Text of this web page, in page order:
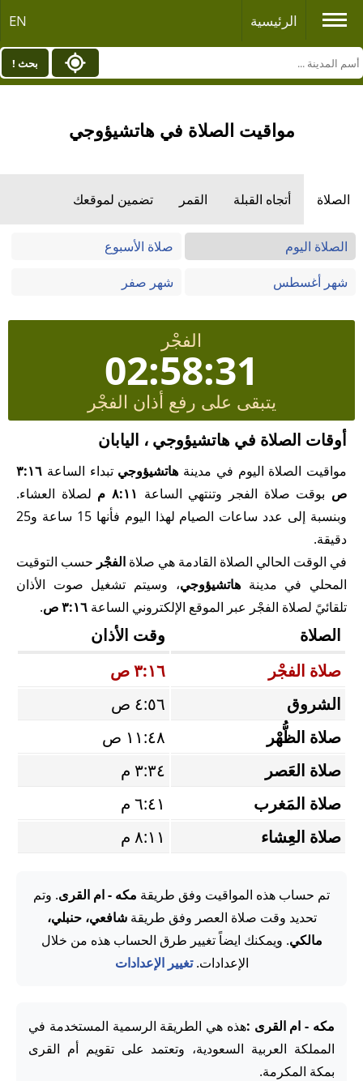
الرئيسية EN
بحث !
مواقيت الصلاة في هاتشيؤوجي
الصلاة أتجاه القبلة القمر تضمين لموقعك
الصلاة اليوم
صلاة الأسبوع
شهر أغسطس
شهر صفر
الفجْر
02:58:31
يتبقى على رفع أذان الفجْر
أوقات الصلاة في هاتشيؤوجي ، اليابان
مواقيت الصلاة اليوم في مدينة هاتشيؤوجي تبداء الساعة ٣:١٦
ص بوقت صلاة الفجر وتنتهي الساعة ٨:١١ م
لصلاة العشاء.
وبنسبة إلى عدد ساعات الصيام لهذا اليوم فأنها 15 ساعة و25
دقيقة.
في الوقت الحالي الصلاة القادمة هي صلاة الفجْر حسب التوقيت
المحلي في مدينةهاتشيؤوجي، وسيتم تشغيل صوت الأذان
تلقائيً لصلاة الفجْر عبر الموقع الإلكتروني الساعة ٣:١٦ ص .
الصلاة
وقت الأذان
صلاة الفجْر
٣:١٦ ص
الشروق
٤:٥٦ ص
صلاة الظُّهْر
١١:٤٨ ص
صلاة العَصر
٣:٣٤ م
صلاة المَغرب
٦:٤١ م
صلاة العِشاء
٨:١١ م
تم حساب هذه المواقيت وفق طريقة مكه - ام القرى. وتم
تحديد وقت صلاة العصر وفق طريقةشافعي، حنبلي،
مالكي. ويمكنك ايضاً تغيير طرق الحساب هذه من خلال
الإعدادات.تغيير الإعدادات
مكه - ام القرى :هذه هي الطريقة الرسمية المستخدمة في
المملكة العربية السعودية، وتعتمد على تقويم أم القرى
بمكة المكرمة.